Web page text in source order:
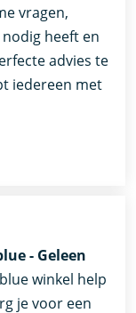
vragen,
heeft en
advies te
iedereen met
- Geleen
winkel help
je voor een